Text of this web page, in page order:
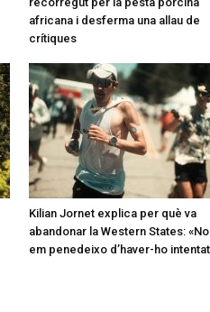
africana i desferma una allau de
crítiques
Kilian Jornet explica per què va
abandonar la Western States: «No
em penedeixo d’haver-ho